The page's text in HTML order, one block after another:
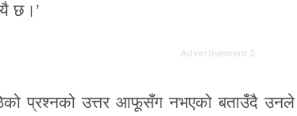
छ।’
Advertisement 2
प्रश्नको उत्तर आफूसँग नभएको बताउँदै